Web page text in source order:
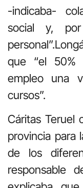
-indicaba-
social y,
que “el 50%
empleo una
cursos”.
Cáritas Teruel
provincia para
de los
responsable